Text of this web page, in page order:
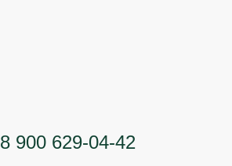
8 900 629-04-42